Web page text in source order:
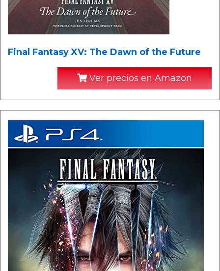
Final Fantasy XV: The Dawn of the Future
Ver precios en Amazon